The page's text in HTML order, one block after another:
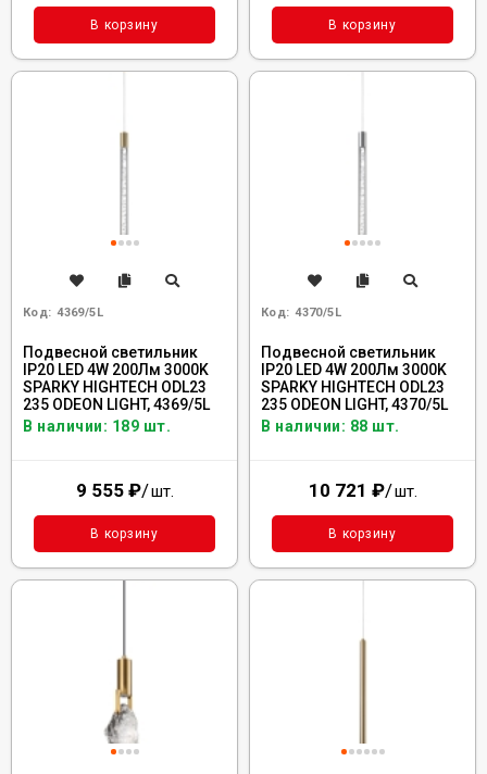
В корзину В корзину
Код: 4369/5L
Подвесной светильник
IP20 LED 4W 200Лм 3000K
SPARKY HIGHTECH ODL23
235 ODEON LIGHT, 4369/5L
В наличии: 189 шт.
9 555 ₽/шт.
В корзину
Код: 4370/5L
Подвесной светильник
IP20 LED 4W 200Лм 3000K
SPARKY HIGHTECH ODL23
235 ODEON LIGHT, 4370/5L
В наличии: 88 шт.
10 721 ₽/шт.
В корзину